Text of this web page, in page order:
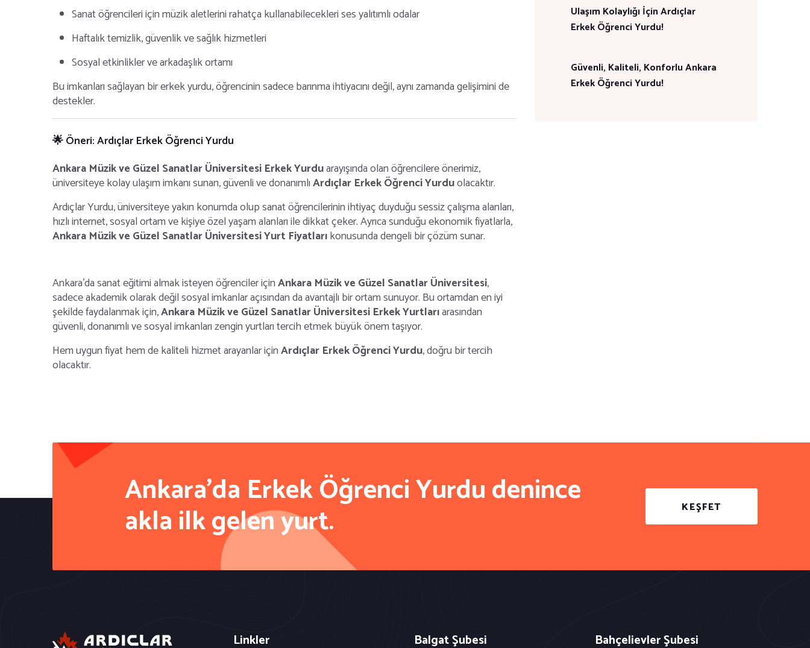
Sanat öğrencileri için müzik aletlerini rahatça kullanabilecekleri ses yalıtımlı odalar
Haftalık temizlik, güvenlik ve sağlık hizmetleri
Sosyal etkinlikler ve arkadaşlık ortamı
Bu imkanları sağlayan bir erkek yurdu, öğrencinin sadece barınma ihtiyacını değil, aynı zamanda gelişimini de
destekler.
🌟 Öneri: Ardıçlar Erkek Öğrenci Yurdu
Ankara Müzik ve Güzel Sanatlar Üniversitesi Erkek Yurduarayışında olan öğrencilere önerimiz,
üniversiteye kolay ulaşım imkanı sunan, güvenli ve donanımlıArdıçlar Erkek Öğrenci Yurduolacaktır.
Ardıçlar Yurdu, üniversiteye yakın konumda olup sanat öğrencilerinin ihtiyaç duyduğu sessiz çalışma alanları,
hızlı internet, sosyal ortam ve kişiye özel yaşam alanları ile dikkat çeker. Ayrıca sunduğu ekonomik fiyatlarla,
Ankara Müzik ve Güzel Sanatlar Üniversitesi Yurt Fiyatlarıkonusunda dengeli bir çözüm sunar.
Ankara’da sanat eğitimi almak isteyen öğrenciler içinAnkara Müzik ve Güzel Sanatlar Üniversitesi,
sadece akademik olarak değil sosyal imkanlar açısından da avantajlı bir ortam sunuyor. Bu ortamdan en iyi
şekilde faydalanmak için,Ankara Müzik ve Güzel Sanatlar Üniversitesi Erkek Yurtlarıarasından
güvenli, donanımlı ve sosyal imkanları zengin yurtları tercih etmek büyük önem taşıyor.
Hem uygun fiyat hem de kaliteli hizmet arayanlar içinArdıçlar Erkek Öğrenci Yurdu, doğru bir tercih
olacaktır.
Ulaşım Kolaylığı İçin Ardıçlar
Erkek Öğrenci Yurdu!
Güvenli, Kaliteli, Konforlu Ankara
Erkek Öğrenci Yurdu!
Ankara'da Erkek Öğrenci Yurdu denince
akla ilk gelen yurt. KEŞFET
Linkler Balgat Şubesi Bahçelievler Şubesi